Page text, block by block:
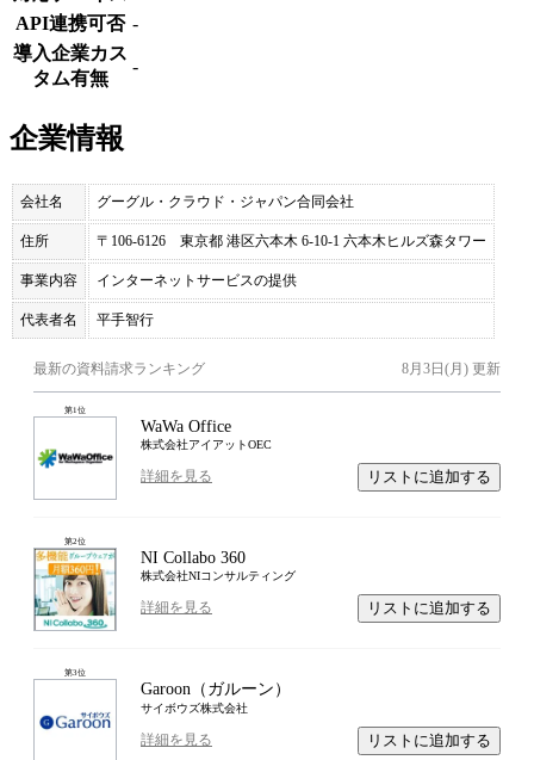
API連携可否 -
導入企業カス
タム有無
-
企業情報
会社名 グーグル・クラウド・ジャパン合同会社
住所 〒106-6126 東京都 港区六本木 6-10-1 六本木ヒルズ森タワー
事業内容 インターネットサービスの提供
代表者名 平手智行
最新の資料請求ランキング 8月3日(月) 更新
第1位
WaWa Office
株式会社アイアットOEC
詳細を見る リストに追加する
第2位
NI Collabo 360
株式会社NIコンサルティング
詳細を見る リストに追加する
第3位
Garoon（ガルーン）
サイボウズ株式会社
詳細を見る リストに追加する